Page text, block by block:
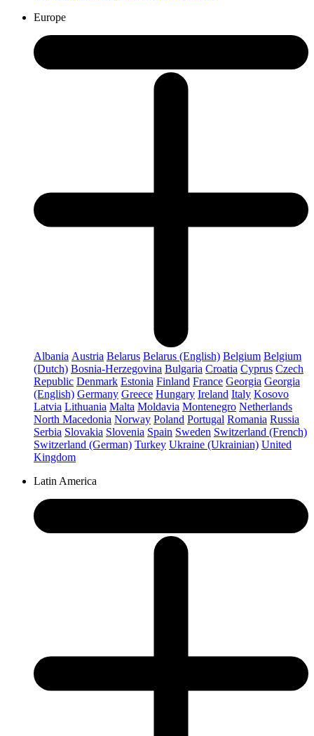
Europe
Albania Austria Belarus Belarus (English) Belgium Belgium
(Dutch) Bosnia-Herzegovina Bulgaria Croatia Cyprus Czech
Republic Denmark Estonia Finland France Georgia Georgia
(English) Germany Greece Hungary Ireland Italy Kosovo
Latvia Lithuania Malta Moldavia Montenegro Netherlands
North Macedonia Norway Poland Portugal Romania Russia
Serbia Slovakia Slovenia Spain Sweden Switzerland (French)
Switzerland (German) Turkey Ukraine (Ukrainian) United
Kingdom
Latin America